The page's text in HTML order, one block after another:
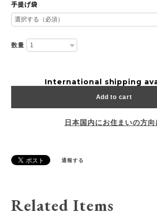
手提げ袋
数量
International shipping
Add to cart
日本国内にお住まいの方向
通報する
Related Items